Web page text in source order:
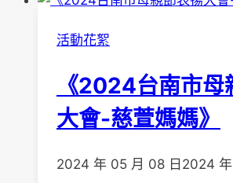
術
練
與
認
活動花絮
《2024台南市母
大會-慈萱媽媽》
2024 年 05 月 08 日 2024